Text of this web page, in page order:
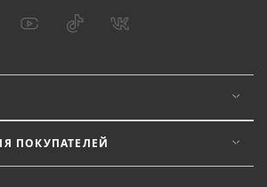
ПОКУПАТЕЛЕЙ